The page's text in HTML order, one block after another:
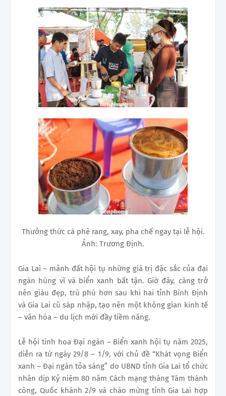
Thưởng thức cà phê rang, xay, pha chế ngay tại lễ hội.
Ảnh: Trương Định.
Gia Lai – mảnh đất hội tụ những giá trị đặc sắc của đại
ngàn hùng vĩ và biển xanh bất tận. Giờ đây, càng trở
nên giàu đẹp, trù phú hơn sau khi hai tỉnh Bình Định
và Gia Lai cũ sáp nhập, tạo nên một không gian kinh tế
– văn hóa – du lịch mới đầy tiềm năng.
Lễ hội tinh hoa Đại ngàn – Biển xanh hội tụ năm 2025,
diễn ra từ ngày 29/8 – 1/9, với chủ đề “Khát vọng Biển
xanh – Đại ngàn tỏa sáng” do UBND tỉnh Gia Lai tổ chức
nhân dịp Kỷ niệm 80 năm Cách mạng tháng Tám thành
công, Quốc khánh 2/9 và chào mừng tỉnh Gia Lai hợp